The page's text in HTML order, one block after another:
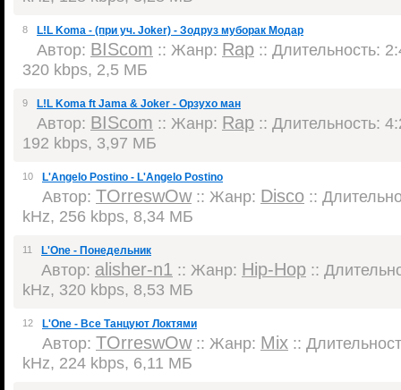
8 L!L Koma - (при уч. Joker) - Зодруз муборак Модар
Автор: BIScom :: Жанр: Rap :: Длительность:
320 kbps, 2,5 МБ
9 L!L Koma ft Jama & Joker - Орзухо ман
Автор: BIScom :: Жанр: Rap :: Длительность:
192 kbps, 3,97 МБ
10 L'Angelo Postino - L'Angelo Postino
Автор: TOrreswOw:: Жанр: Disco ::
kHz, 256 kbps, 8,34 МБ
11 L'One - Понедельник
Автор: alisher-n1 :: Жанр: Hip-Hop ::
kHz, 320 kbps, 8,53 МБ
12 L'One - Все Танцуют Локтями
Автор: TOrreswOw:: Жанр: Mix ::
kHz, 224 kbps, 6,11 МБ